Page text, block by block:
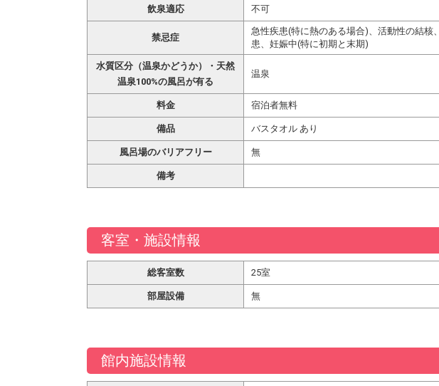
飲泉適応 不可
禁忌症
急性疾患(特に熱のある場合)、活動性の結
患、妊娠中(特に初期と末期)
水質区分（温泉かどうか）・天然
温泉100%の風呂が有る
温泉
料金 宿泊者無料
備品 バスタオル あり
風呂場のバリアフリー 無
備考
客室・施設情報
総客室数 25室
部屋設備 無
館内施設情報